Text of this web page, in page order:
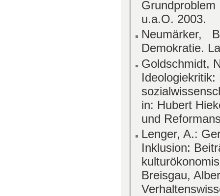
u.a.O. 2003.
Neumärker,
Demokratie.
Goldschmidt,
Ideologiekritik:
in: Hubert
und
Lenger, A.:
Inklusion:
Breisgau,